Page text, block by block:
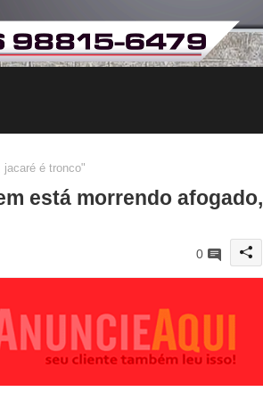
jacaré é tronco"
está morrendo afogado,
0